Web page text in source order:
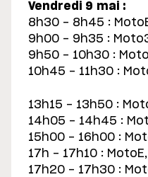
Vendredi 9 mai :
8h30 - 8h45 :
9h00 - 9h35 :
9h50 - 10h30 :
10h45 - 11h30 :
13h15 - 13h50 :
14h05 - 14h45 :
15h00 - 16h00 :
17h - 17h10 : MotoE,
17h20 - 17h30 :